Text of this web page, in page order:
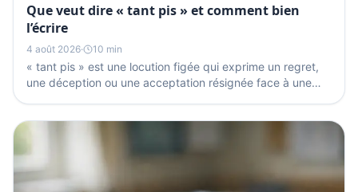
Que veut dire « tant pis » et comment bien
l’écrire
4 août 2026· 10 min
« tant pis » est une locution figée qui exprime un regret,
une déception ou une acceptation résignée face à une